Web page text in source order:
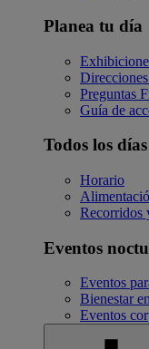
Planea tu día
Preguntas
Guía de
Todos los días
Horario
Recorridos
Eventos
Eventos
Bienestar
Eventos